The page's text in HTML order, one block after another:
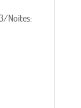
Noites: